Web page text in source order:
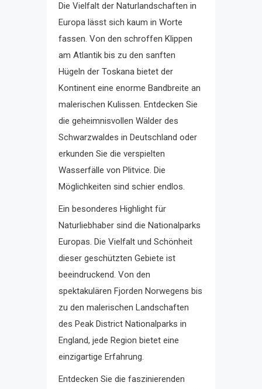
Die Vielfalt der Naturlandschaften in
Europa lässt sich kaum in Worte
fassen. Von den schroffen Klippen
am Atlantik bis zu den sanften
Hügeln der Toskana bietet der
Kontinent eine enorme Bandbreite an
malerischen Kulissen. Entdecken Sie
die geheimnisvollen Wälder des
Schwarzwaldes in Deutschland oder
erkunden Sie die verspielten
Wasserfälle von Plitvice. Die
Möglichkeiten sind schier endlos.
Ein besonderes Highlight für
Naturliebhaber sind die Nationalparks
Europas. Die Vielfalt und Schönheit
dieser geschützten Gebiete ist
beeindruckend. Von den
spektakulären Fjorden Norwegens bis
zu den malerischen Landschaften
des Peak District Nationalparks in
England, jede Region bietet eine
einzigartige Erfahrung.
Entdecken Sie die faszinierenden